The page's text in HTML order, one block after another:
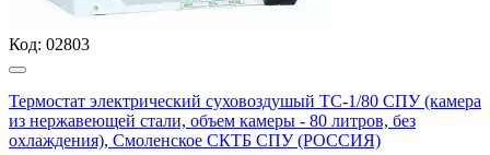
Код: 02803
Термостат электрический суховоздушый ТС-1/80 СПУ (камера
из нержавеющей стали, объем камеры - 80 литров, без
охлаждения), Смоленское СКТБ СПУ (РОССИЯ)